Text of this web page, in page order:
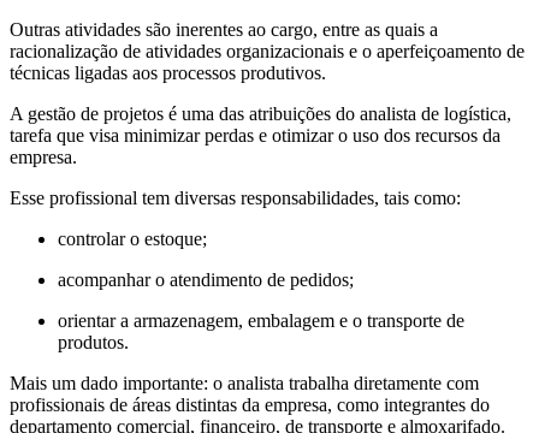
Outras atividades são inerentes ao cargo, entre as quais a
racionalização de atividades organizacionais e o aperfeiçoamento de
técnicas ligadas aos processos produtivos.
A gestão de projetos é uma das atribuições do analista de logística,
tarefa que visa minimizar perdas e otimizar o uso dos recursos da
empresa.
Esse profissional tem diversas responsabilidades, tais como:
controlar o estoque;
acompanhar o atendimento de pedidos;
orientar a armazenagem, embalagem e o transporte de
produtos.
Mais um dado importante: o analista trabalha diretamente com
profissionais de áreas distintas da empresa, como integrantes do
departamento comercial, financeiro, de transporte e almoxarifado.